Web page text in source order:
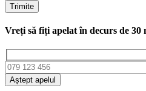
Trimite
Vreți să fiți apelat în decurs de 30
Aștept apelul